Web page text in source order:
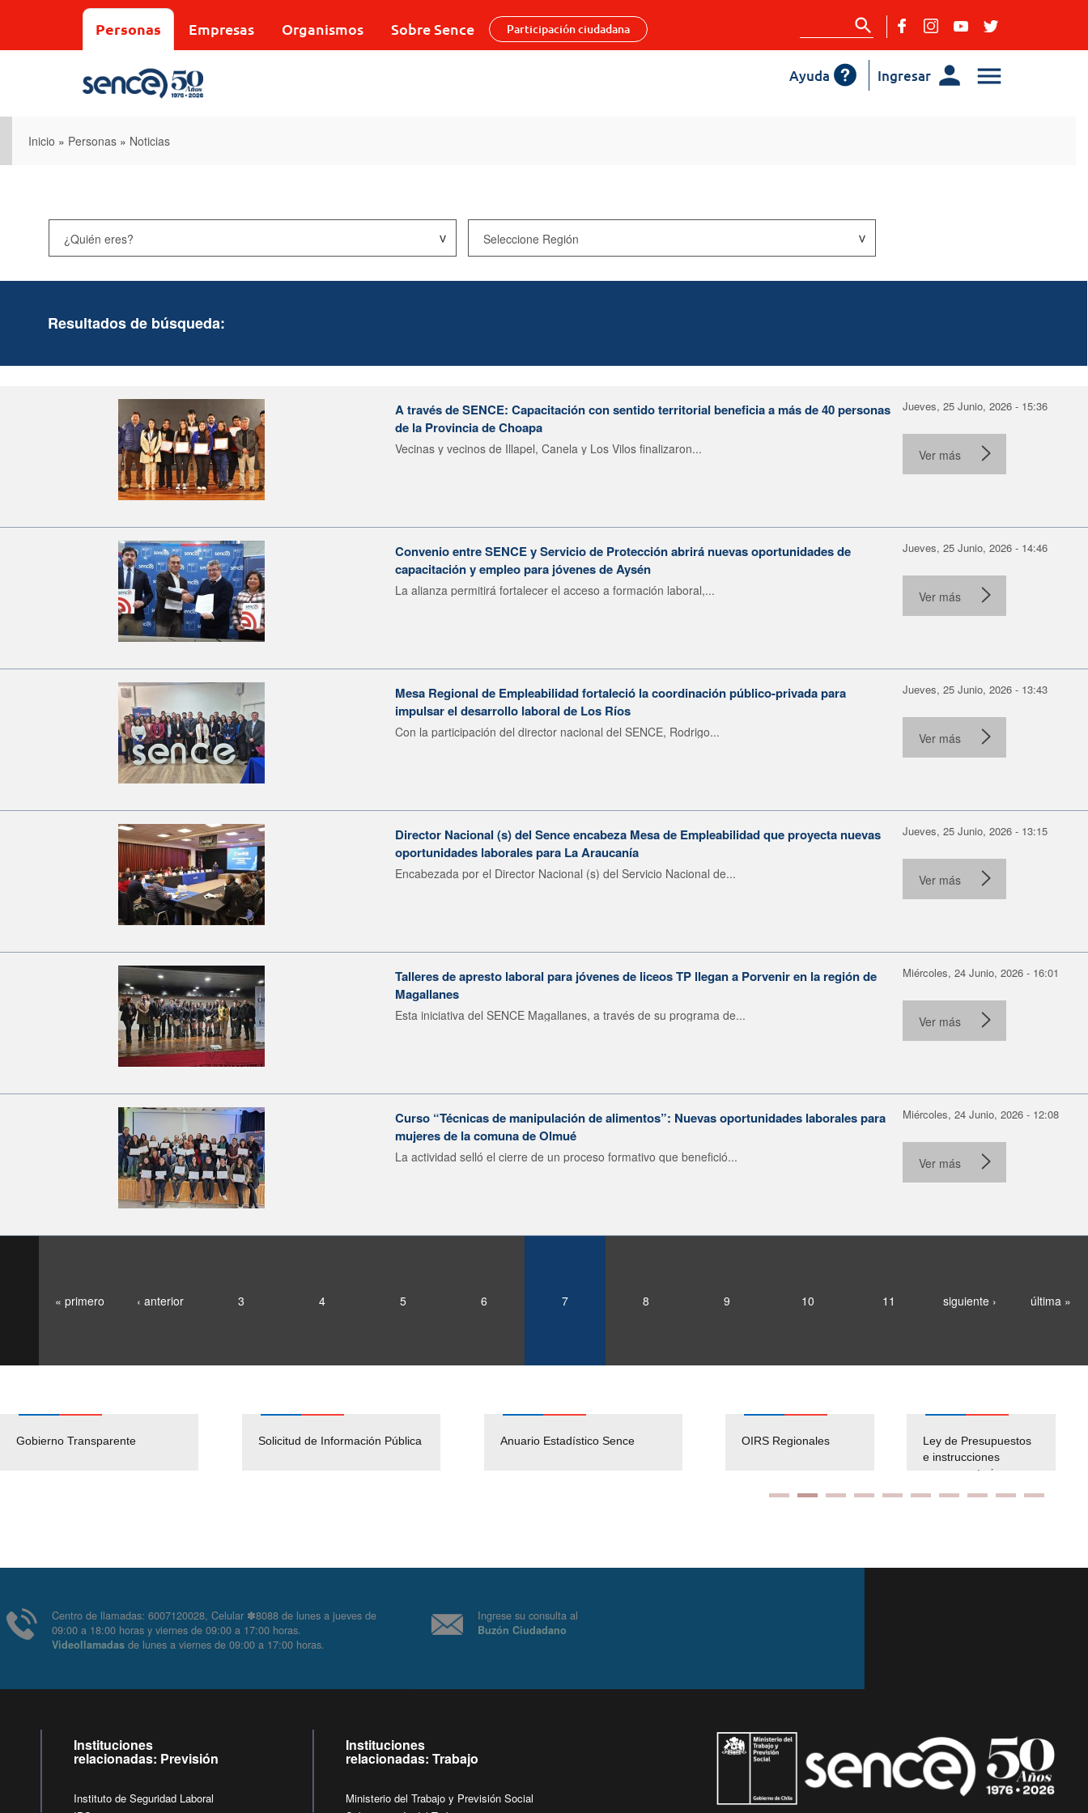
Personas Empresas Organismos Sobre Sence Participación ciudadana
Ingresar
Ayuda
Inicio » Personas » Noticias
Resultados de búsqueda:
A través de SENCE: Capacitación con sentido territorial beneficia a más de 40 personas
de la Provincia de Choapa
Vecinas y vecinos de Illapel, Canela y Los Vilos finalizaron...
Jueves, 25 Junio, 2026 - 15:36
Ver más
Convenio entre SENCE y Servicio de Protección abrirá nuevas oportunidades de
capacitación y empleo para jóvenes de Aysén
La alianza permitirá fortalecer el acceso a formación laboral,...
Jueves, 25 Junio, 2026 - 14:46
Ver más
Mesa Regional de Empleabilidad fortaleció la coordinación público-privada para
impulsar el desarrollo laboral de Los Ríos
Con la participación del director nacional del SENCE, Rodrigo...
Jueves, 25 Junio, 2026 - 13:43
Ver más
Director Nacional (s) del Sence encabeza Mesa de Empleabilidad que proyecta nuevas
oportunidades laborales para La Araucanía
Encabezada por el Director Nacional (s) del Servicio Nacional de...
Jueves, 25 Junio, 2026 - 13:15
Ver más
Talleres de apresto laboral para jóvenes de liceos TP llegan a Porvenir en la región de
Magallanes
Esta iniciativa del SENCE Magallanes, a través de su programa de...
Miércoles, 24 Junio, 2026 - 16:01
Ver más
Curso “Técnicas de manipulación de alimentos”: Nuevas oportunidades laborales para
mujeres de la comuna de Olmué
La actividad selló el cierre de un proceso formativo que benefició...
Miércoles, 24 Junio, 2026 - 12:08
Ver más
« primero ‹ anterior 3 4 5 6 7 8 9 10 11 siguiente › última »
Gobierno Transparente Solicitud de Información Pública Anuario Estadístico Sence
Pago Proveedores
Empleos Públicos
Solicitud Audiencias y
OIRS Regionales
Ley de Presupuestos
e instrucciones
presuspuetarias
Centro de llamadas: 6007120028, Celular ✽8088 de lunes a jueves de
09:00 a 18:00 horas y viernes de 09:00 a 17:00 horas.
Videollamadas de lunes a viernes de 09:00 a 17:00 horas.
Ingrese su consulta al
Buzón Ciudadano
Instituciones
relacionadas: Previsión
Instituto de Seguridad Laboral
Instituciones
relacionadas: Trabajo
Ministerio del Trabajo y Previsión Social